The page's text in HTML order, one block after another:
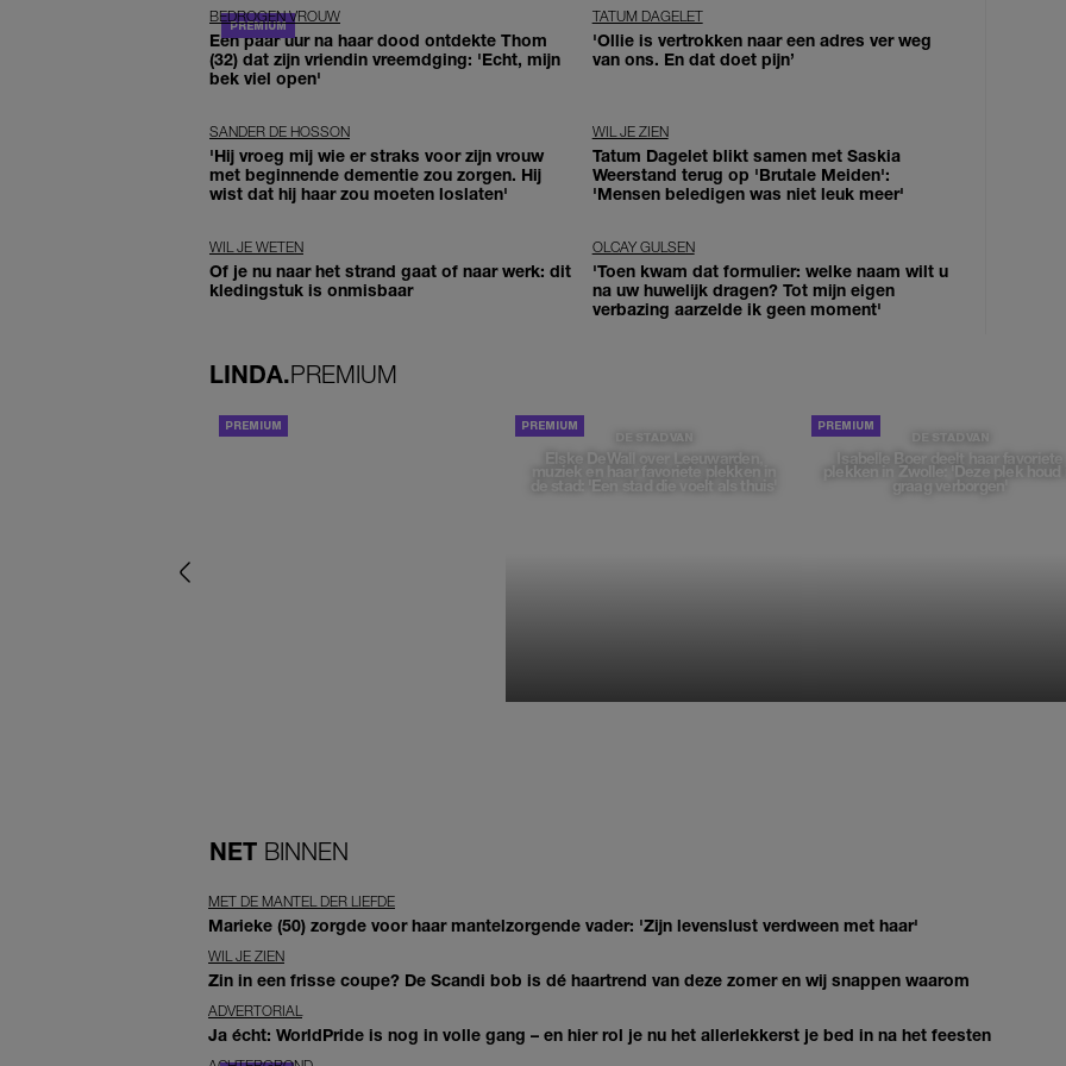
BEDROGEN VROUW
Een paar uur na haar dood ontdekte Thom
(32) dat zijn vriendin vreemdging: 'Echt, mijn
bek viel open'
TATUM DAGELET
'Ollie is vertrokken naar een adres ver weg
van ons. En dat doet pijn’
SANDER DE HOSSON
'Hij vroeg mij wie er straks voor zijn vrouw
met beginnende dementie zou zorgen. Hij
wist dat hij haar zou moeten loslaten'
WIL JE ZIEN
Tatum Dagelet blikt samen met Saskia
Weerstand terug op 'Brutale Meiden':
'Mensen beledigen was niet leuk meer'
WIL JE WETEN
Of je nu naar het strand gaat of naar werk: dit
kledingstuk is onmisbaar
OLCAY GULSEN
'Toen kwam dat formulier: welke naam wilt u
na uw huwelijk dragen? Tot mijn eigen
verbazing aarzelde ik geen moment'
LINDA.PREMIUM
DE STAD VAN
Elske DeWall over Leeuwarden,
muziek en haar favoriete plekken in
de stad: 'Een stad die voelt als thuis'
DE STAD VAN
Isabelle Boer deelt haar favoriete
plekken in Zwolle: 'Deze plek houd
graag verborgen'
NET BINNEN
MET DE MANTEL DER LIEFDE
Marieke (50) zorgde voor haar mantelzorgende vader: 'Zijn levenslust verdween met haar'
WIL JE ZIEN
Zin in een frisse coupe? De Scandi bob is dé haartrend van deze zomer en wij snappen waarom
ADVERTORIAL
Ja écht: WorldPride is nog in volle gang – en hier rol je nu het allerlekkerst je bed in na het feesten